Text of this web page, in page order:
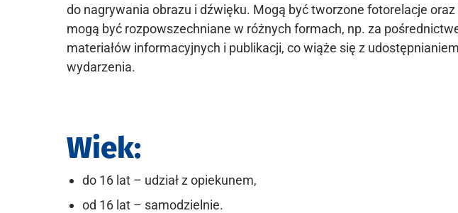
do nagrywania obrazu i dźwięku. Mogą być tworzone fotorelacje
mogą być rozpowszechniane w różnych formach, np. za
materiałów informacyjnych i publikacji, co wiąże się z
wydarzenia.
Wiek:
do 16 lat – udział z opiekunem,
od 16 lat – samodzielnie.